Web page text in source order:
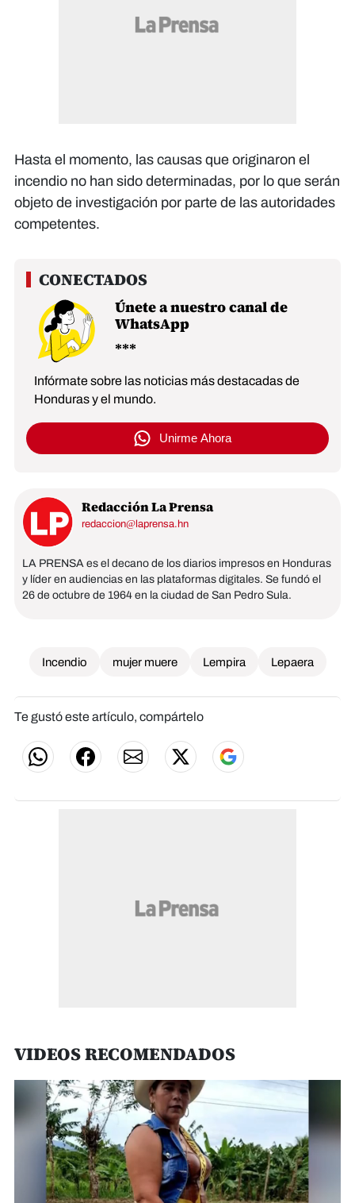
Hasta el momento, las causas que originaron el
incendio no han sido determinadas, por lo que serán
objeto de investigación por parte de las autoridades
competentes.
Únete a nuestro canal de
WhatsApp
Infórmate sobre las noticias más destacadas de
Honduras y el mundo.
Unirme Ahora
Redacción La Prensa
redaccion@laprensa.hn
LA PRENSA es el decano de los diarios impresos en Honduras
y líder en audiencias en las plataformas digitales. Se fundó el
26 de octubre de 1964 en la ciudad de San Pedro Sula.
Incendio mujer muere Lempira Lepaera
Te gustó este artículo, compártelo
VIDEOS RECOMENDADOS